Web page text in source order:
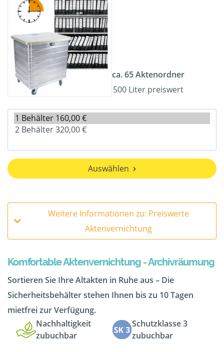
ca. 65 Aktenordner
500 Liter preiswert
Auswählen
Weitere Informationen zu: Preiswerte
Aktenvernichtung
Komfortable Aktenvernichtung - Archivräumung
Sortieren Sie Ihre Altakten in Ruhe aus – Die
Sicherheitsbehälter stehen Ihnen bis zu 10 Tagen
mietfrei zur Verfügung.
Nachhaltigkeit
zubuchbar
Schutzklasse 3
zubuchbar